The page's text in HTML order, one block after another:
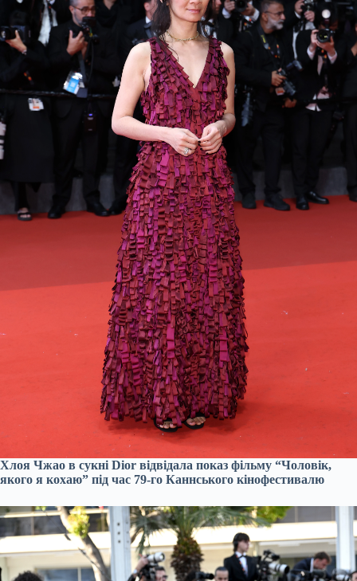
Хлоя Чжао в сукні Dior відвідала показ фільму “Чоловік,
якого я кохаю” під час 79-го Каннського кінофестивалю